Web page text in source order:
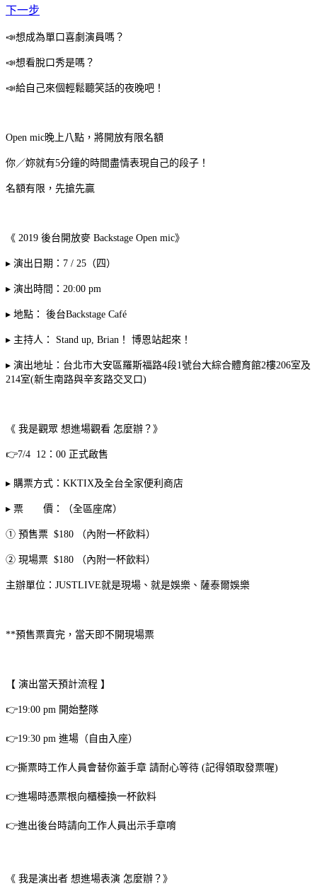
下一步
📣想成為單口喜劇演員嗎？
📣想看脫口秀是嗎？
📣給自己來個輕鬆聽笑話的夜晚吧！
Open mic晚上八點，將開放有限名額
你／妳就有5分鐘的時間盡情表現自己的段子！
名額有限，先搶先贏
《 2019 後台開放麥 Backstage Open mic》
▸ 演出日期：7 / 25（四）
▸ 演出時間：20:00 pm
▸ 地點： 後台Backstage Café
▸ 主持人： Stand up, Brian！ 博恩站起來！
▸ 演出地址：台北市大安區羅斯福路4段1號台大綜合體育館2樓206室及
214室(新生南路與辛亥路交叉口)
《 我是觀眾 想進場觀看 怎麼辦？》
👉7/4 12：00 正式啟售
▸ 購票方式：KKTIX及全台全家便利商店
▸ 票 價：（全區座席）
① 預售票 $180 （內附一杯飲料）
② 現場票 $180 （內附一杯飲料）
主辦單位：JUSTLIVE就是現場、就是娛樂、薩泰爾娛樂
**預售票賣完，當天即不開現場票
【 演出當天預計流程 】
👉19:00 pm 開始整隊
👉19:30 pm 進場（自由入座）
👉撕票時工作人員會替你蓋手章 請耐心等待 (記得領取發票喔)
👉進場時憑票根向櫃檯換一杯飲料
👉進出後台時請向工作人員出示手章唷
《 我是演出者 想進場表演 怎麼辦？》